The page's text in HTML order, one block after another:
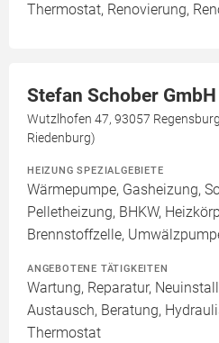
Thermostat, Renovierung,
Stefan Schober GmbH
Wutzlhofen 47, 93057
Riedenburg)
HEIZUNG SPEZIALGEBIETE
Wärmepumpe, Gasheizung,
Pelletheizung, BHKW,
Brennstoffzelle,
ANGEBOTENE TÄTIGKEITEN
Wartung, Reparatur,
Austausch, Beratung,
Thermostat